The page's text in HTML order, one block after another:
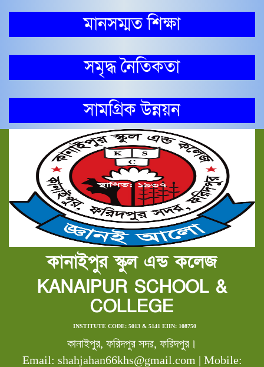
মানসম্মত শিক্ষা
সমৃদ্ধ নৈতিকতা
সামগ্রিক উন্নয়ন
কানাইপুর স্কুল এন্ড কলেজ
KANAIPUR SCHOOL &
COLLEGE
INSTITUTE CODE: 5013 & 5141 EIIN: 108750
কানাইপুর, ফরিদপুর সদর, ফরিদপুর।
Email: shahjahan66khs@gmail.com | Mobile: